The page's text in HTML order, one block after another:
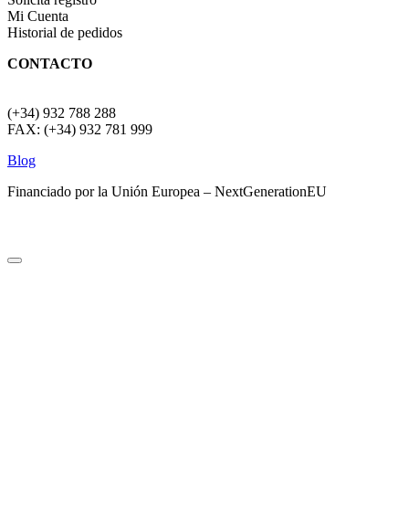
Mi Cuenta
Historial de pedidos
CONTACTO
(+34) 932 788 288
FAX: (+34) 932 781 999
Blog
Financiado por la Unión Europea – NextGenerationEU